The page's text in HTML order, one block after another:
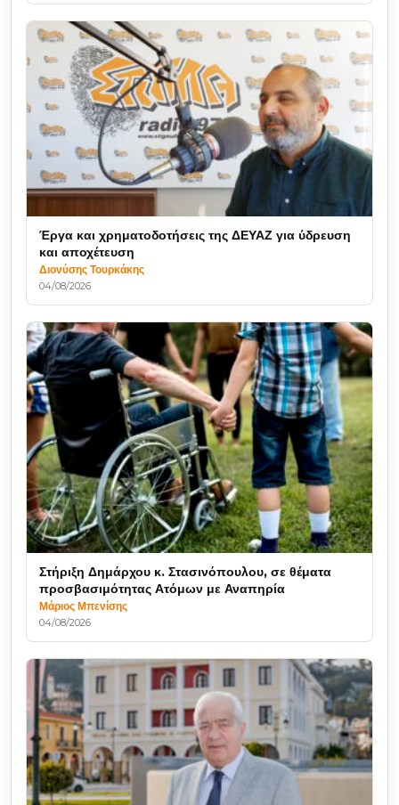
Έργα και χρηματοδοτήσεις της ΔΕΥΑΖ για ύδρευση
και αποχέτευση
Διονύσης Τουρκάκης
04/08/2026
Στήριξη Δημάρχου κ. Στασινόπουλου, σε θέματα
προσβασιμότητας Ατόμων με Αναπηρία
Μάριος Μπενίσης
04/08/2026